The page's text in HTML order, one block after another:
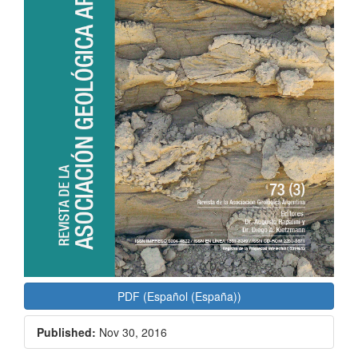
PDF (Español (España))
Published: Nov 30, 2016